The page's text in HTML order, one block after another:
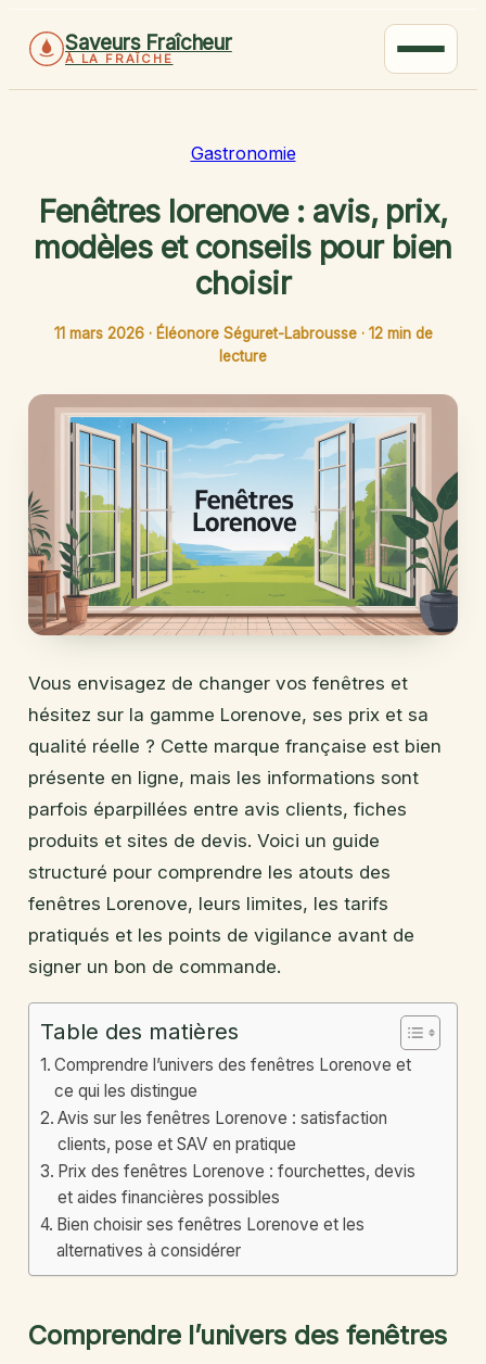
Saveurs Fraîcheur
À LA FRAÎCHE
Gastronomie
Fenêtres lorenove : avis, prix,
modèles et conseils pour bien
choisir
11 mars 2026 · Éléonore Séguret-Labrousse · 12 min de
lecture
Vous envisagez de changer vos fenêtres et
hésitez sur la gamme Lorenove, ses prix et sa
qualité réelle ? Cette marque française est bien
présente en ligne, mais les informations sont
parfois éparpillées entre avis clients, fiches
produits et sites de devis. Voici un guide
structuré pour comprendre les atouts des
fenêtres Lorenove, leurs limites, les tarifs
pratiqués et les points de vigilance avant de
signer un bon de commande.
Table des matières
Comprendre l’univers des fenêtres Lorenove et
ce qui les distingue
Avis sur les fenêtres Lorenove : satisfaction
clients, pose et SAV en pratique
Prix des fenêtres Lorenove : fourchettes, devis
et aides financières possibles
Bien choisir ses fenêtres Lorenove et les
alternatives à considérer
Comprendre l’univers des fenêtres